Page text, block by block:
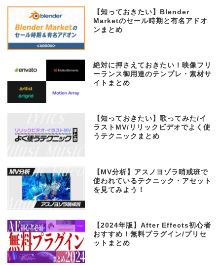
【知っておきたい】Blender
Marketのセール時期と有名アドオ
ンまとめ
絶対に押さえておきたい！映像フリ
ーランス御用達のテンプレ・素材サ
イトまとめ
【知っておきたい】歌ってみた/イ
ラストMV/リリックビデオでよく使
うテクニックまとめ
【MV分析】アスノヨゾラ哨戒班で
使われているテクニック・アセット
を見てみよう！
【2024年版】After Effects初心者
おすすめ！無料プラグイン/プリセ
ットまとめ